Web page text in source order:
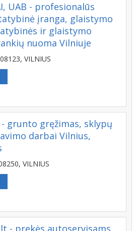
UAB - profesionalūs
įranga, glaistymo
ir glaistymo
nuoma Vilniuje
VILNIUS
- grunto gręžimas, sklypų
darbai Vilnius,
VILNIUS
- prekės autoservisams,